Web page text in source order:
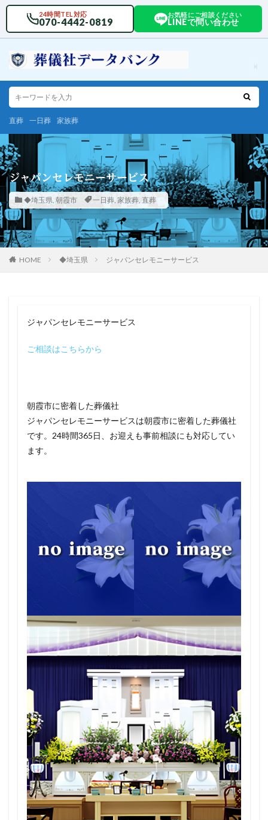
24時間TEL対応
070-4442-0819
お気軽にご相談ください
LINEで問い合わせ
直葬 一日葬 家族葬
ジャパンセレモニーサービス
◆埼玉県, 朝霞市 一日葬, 家族葬, 直葬
HOME ◆埼玉県 ジャパンセレモニーサービス
ジャパンセレモニーサービス
ご相談はこちらから
朝霞市に密着した葬儀社
ジャパンセレモニーサービスは朝霞市に密着した葬儀社
です。24時間365日、お迎えも事前相談にも対応してい
ます。